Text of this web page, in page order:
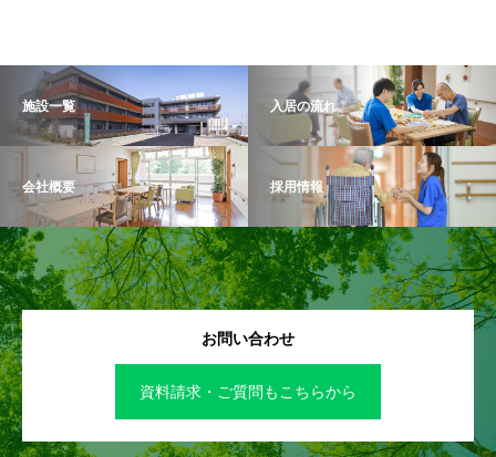
施設一覧 入居の流れ
会社概要 採用情報
お問い合わせ
資料請求・ご質問もこちらから